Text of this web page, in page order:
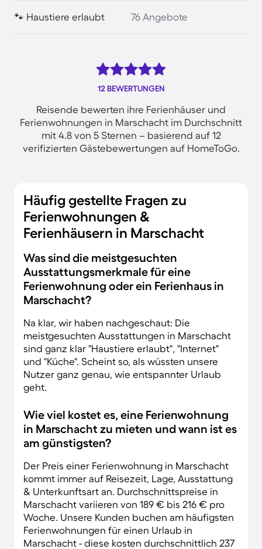
🐾 Haustiere erlaubt 76 Angebote
12 BEWERTUNGEN
Reisende bewerten ihre Ferienhäuser und
Ferienwohnungen in Marschacht im Durchschnitt
mit 4.8 von 5 Sternen – basierend auf 12
verifizierten Gästebewertungen auf HomeToGo.
Häufig gestellte Fragen zu
Ferienwohnungen &
Ferienhäusern in Marschacht
Was sind die meistgesuchten
Ausstattungsmerkmale für eine
Ferienwohnung oder ein Ferienhaus in
Marschacht?
Na klar, wir haben nachgeschaut: Die
meistgesuchten Ausstattungen in Marschacht
sind ganz klar "Haustiere erlaubt", "Internet"
und "Küche". Scheint so, als wüssten unsere
Nutzer ganz genau, wie entspannter Urlaub
geht.
Wie viel kostet es, eine Ferienwohnung
in Marschacht zu mieten und wann ist es
am günstigsten?
Der Preis einer Ferienwohnung in Marschacht
kommt immer auf Reisezeit, Lage, Ausstattung
& Unterkunftsart an. Durchschnittspreise in
Marschacht variieren von 189 € bis 216 € pro
Woche. Unsere Kunden buchen am häufigsten
Ferienwohnungen für einen Urlaub in
Marschacht - diese kosten durchschnittlich 237